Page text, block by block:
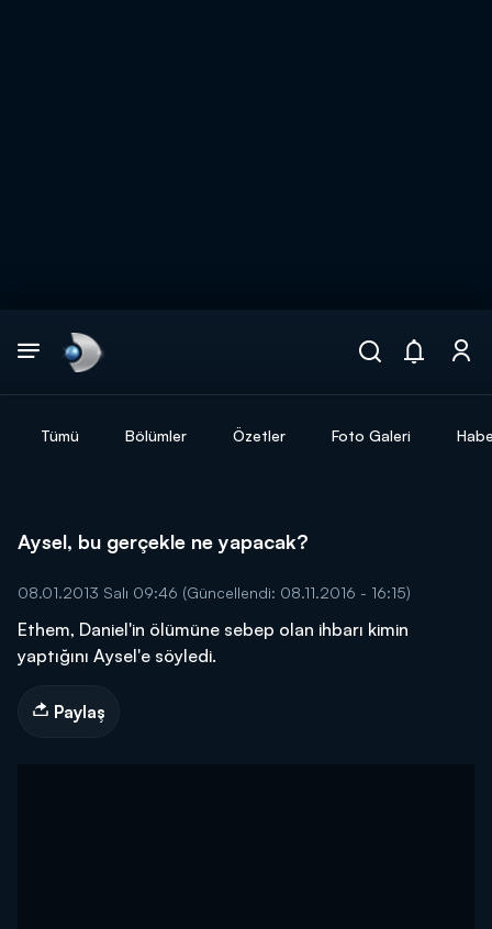
Tümü Bölümler Özetler Foto Galeri
Aysel, bu gerçekle ne yapacak?
08.01.2013 Salı 09:46 (Güncellendi: 08.11.2016 - 16:15)
Ethem, Daniel'in ölümüne sebep olan ihbarı kimin
yaptığını Aysel'e söyledi.
Paylaş